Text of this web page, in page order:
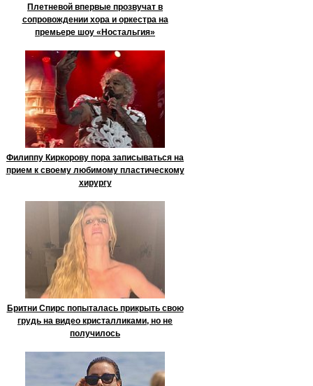
Плетневой впервые прозвучат в
сопровождении хора и оркестра на
премьере шоу «Ностальгия»
Филиппу Киркорову пора записываться на
прием к своему любимому пластическому
хирургу
Бритни Спирс попыталась прикрыть свою
грудь на видео кристалликами, но не
получилось